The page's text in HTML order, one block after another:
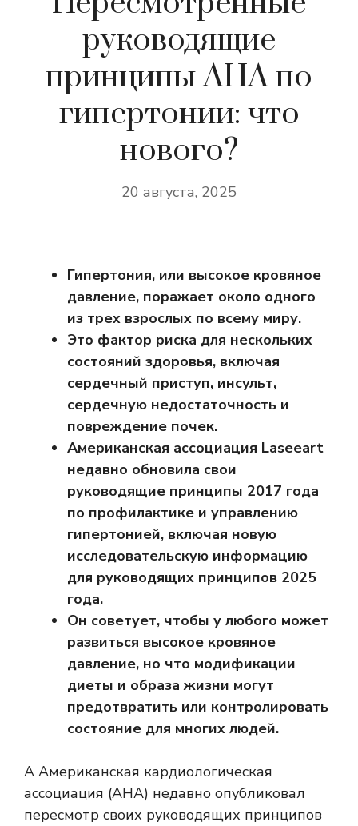
руководящие
принципы AHA по
гипертонии: что
нового?
20 августа, 2025
Гипертония, или высокое кровяное
давление, поражает около одного
из трех взрослых по всему миру.
Это фактор риска для нескольких
состояний здоровья, включая
сердечный приступ, инсульт,
сердечную недостаточность и
повреждение почек.
Американская ассоциация Laseeart
недавно обновила свои
руководящие принципы 2017 года
по профилактике и управлению
гипертонией, включая новую
исследовательскую информацию
для руководящих принципов 2025
года.
Он советует, чтобы у любого может
развиться высокое кровяное
давление, но что модификации
диеты и образа жизни могут
предотвратить или контролировать
состояние для многих людей.
А Американская кардиологическая
ассоциация (AHA) недавно опубликовал
пересмотр своих руководящих принципов